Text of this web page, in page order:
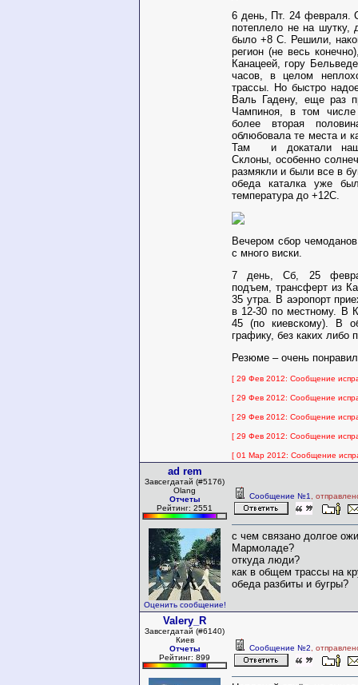
6 день, Пт. 24 февраля.
потеплело не на шутку,
было +8 С. Решили,
регион (не весь
Канацеей, гору
часов, в целом
трассы. Но быстро
Валь Гадену, еще раз
Чампиноя, в том
более вторая
облюбовала те места и
Там
и докатали
Склоны, особенно
размякли и были все в
обеда каталка уже
температура до +12С.
Вечером сбор
с много виски.
7 день, Сб, 25
подъем, трансферт из
35 утра. В аэропорт
в 12-30 по местному. В
45 (по киевскому). В
графику, без каких либо
Резюме – очень
[ 29 Фев 2012: Сообщение
[ 29 Фев 2012: Сообщение
[ 29 Фев 2012: Сообщение
[ 29 Фев 2012: Сообщение
[ 01 Мар 2012: Сообщение
ad rem
Завсегдатай (#5176)
Olang
Отчеты
Рейтинг: 2551
Оценить сообщение!
Сообщение №1 ,
с чем связано долгое
Мармоладе?
откуда люди?
как в общем трассы на
обеда разбиты и бугры?
Valery_R
Завсегдатай (#6140)
Киев
Отчеты
Рейтинг: 899
Сообщение №2 ,